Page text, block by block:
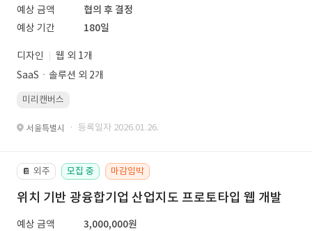
예상 금액
협의 후 결정
예상 기간
180일
디자인
웹 외 1개
SaaSㆍ솔루션 외 2개
미리캔버스
서울특별시 · 등록일자 2026.01.26.
📔 외주 모집 중 마감임박
위치 기반 광융합기업 산업지도 프로토타입 웹 개발
예상 금액
3,000,000원